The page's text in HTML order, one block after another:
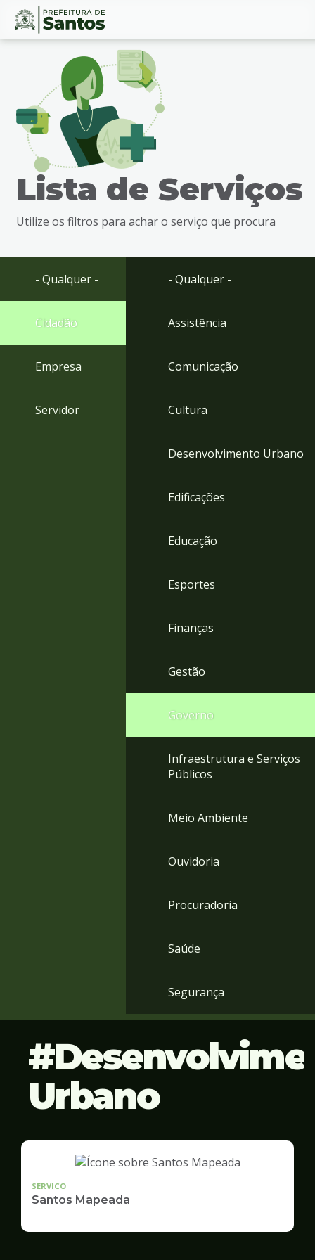
Ir
busca
Ir
rodapé
Conteúdo
Lista de Serviços
Utilize os filtros para achar o serviço que procura
- Qualquer -
Cidadão
Empresa
Servidor
- Qualquer -
Assistência
Comunicação
Cultura
Desenvolvimento Urbano
Edificações
Educação
Esportes
Finanças
Gestão
Governo
Infraestrutura e Serviços
Públicos
Meio Ambiente
Ouvidoria
Procuradoria
Saúde
Segurança
Urbano
SERVICO
Santos Mapeada